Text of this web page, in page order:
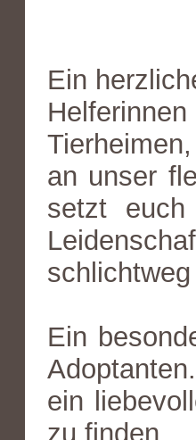
Ein
an unser
setzt
Ein
ein
zu finden.